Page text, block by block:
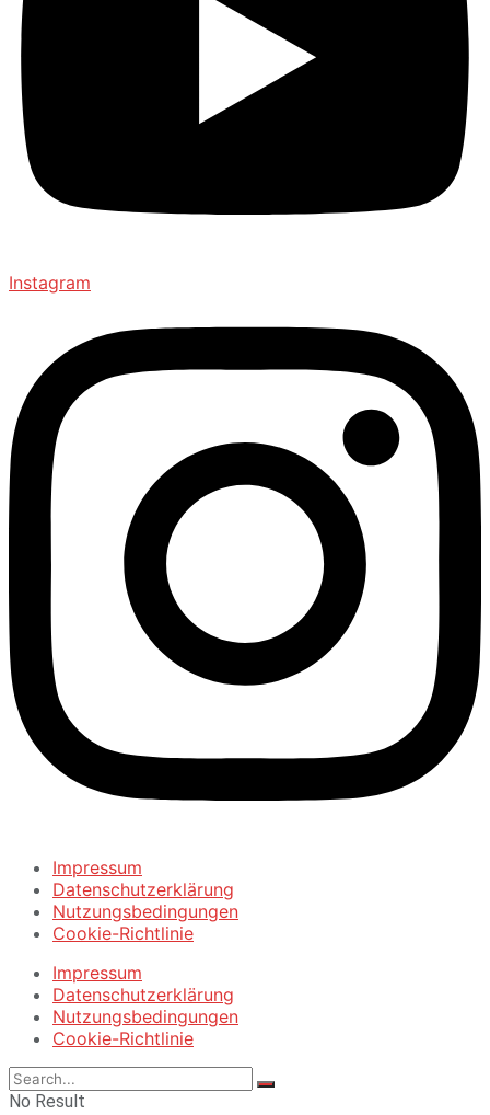
Instagram
Impressum
Datenschutzerklärung
Nutzungsbedingungen
Cookie-Richtlinie
Impressum
Datenschutzerklärung
Nutzungsbedingungen
Cookie-Richtlinie
No Result